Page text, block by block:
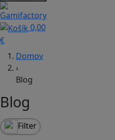
0,00
€
Domov
›
Blog
Blog
Filter